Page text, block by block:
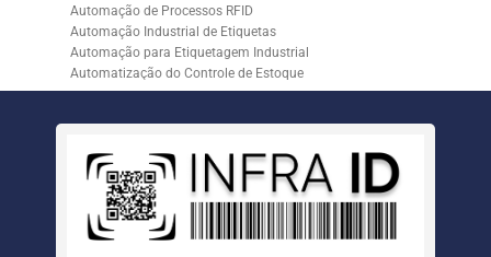
Automação de Processos RFID
Automação Industrial de Etiquetas
Automação para Etiquetagem Industrial
Automatização do Controle de Estoque
Controle de Estoque com RFID
Empresa de Automação para Processos Logísticos
Empresa de Rastreabilidade Industrial
Empresa de Soluções para Etiquetagem
Empresa Especializada em Inventário de Estoque
Etiqueta RFID para Controle de Estoque